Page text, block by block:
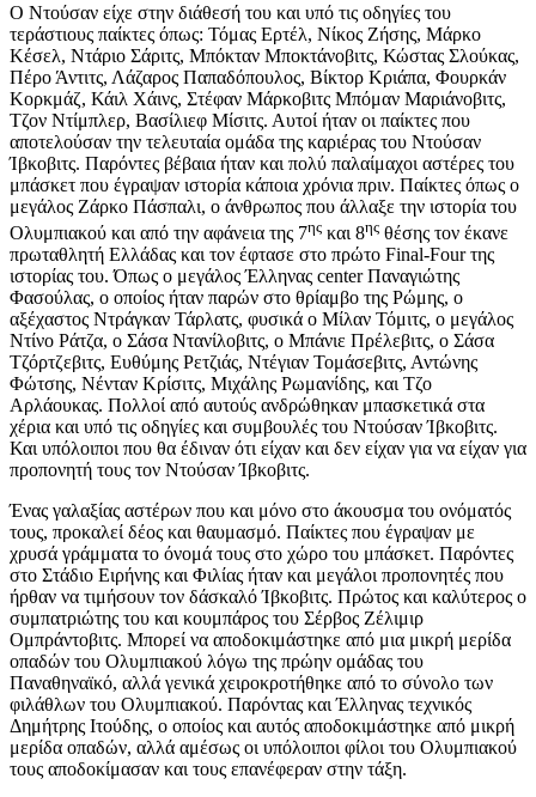
Ο Ντούσαν είχε στην διάθεσή του και υπό τις οδηγίες του
τεράστιους παίκτες όπως: Τόμας Ερτέλ, Νίκος Ζήσης, Μάρκο
Κέσελ, Ντάριο Σάριτς, Μπόκταν Μποκτάνοβιτς, Κώστας Σλούκας,
Πέρο Άντιτς, Λάζαρος Παπαδόπουλος, Βίκτορ Κριάπα, Φουρκάν
Κορκμάζ, Κάιλ Χάινς, Στέφαν Μάρκοβιτς Μπόμαν Μαριάνοβιτς,
Τζον Ντίμπλερ, Βασίλιεφ Μίσιτς. Αυτοί ήταν οι παίκτες που
αποτελούσαν την τελευταία ομάδα της καριέρας του Ντούσαν
Ίβκοβιτς. Παρόντες βέβαια ήταν και πολύ παλαίμαχοι αστέρες του
μπάσκετ που έγραψαν ιστορία κάποια χρόνια πριν. Παίκτες όπως ο
μεγάλος Ζάρκο Πάσπαλι, ο άνθρωπος που άλλαξε την ιστορία του
Ολυμπιακού και από την αφάνεια της 7ης και 8ης θέσης τον έκανε
πρωταθλητή Ελλάδας και τον έφτασε στο πρώτο Final-Four της
ιστορίας του. Όπως ο μεγάλος Έλληνας center Παναγιώτης
Φασούλας, ο οποίος ήταν παρών στο θρίαμβο της Ρώμης, ο
αξέχαστος Ντράγκαν Τάρλατς, φυσικά ο Μίλαν Τόμιτς, ο μεγάλος
Ντίνο Ράτζα, ο Σάσα Ντανίλοβιτς, ο Μπάνιε Πρέλεβιτς, ο Σάσα
Τζόρτζεβιτς, Ευθύμης Ρετζιάς, Ντέγιαν Τομάσεβιτς, Αντώνης
Φώτσης, Νένταν Κρίσιτς, Μιχάλης Ρωμανίδης, και Τζο
Αρλάουκας. Πολλοί από αυτούς ανδρώθηκαν μπασκετικά στα
χέρια και υπό τις οδηγίες και συμβουλές του Ντούσαν Ίβκοβιτς.
Και υπόλοιποι που θα έδιναν ότι είχαν και δεν είχαν για να είχαν για
προπονητή τους τον Ντούσαν Ίβκοβιτς.
Ένας γαλαξίας αστέρων που και μόνο στο άκουσμα του ονόματός
τους, προκαλεί δέος και θαυμασμό. Παίκτες που έγραψαν με
χρυσά γράμματα το όνομά τους στο χώρο του μπάσκετ. Παρόντες
στο Στάδιο Ειρήνης και Φιλίας ήταν και μεγάλοι προπονητές που
ήρθαν να τιμήσουν τον δάσκαλό Ίβκοβιτς. Πρώτος και καλύτερος ο
συμπατριώτης του και κουμπάρος του Σέρβος Ζέλιμιρ
Ομπράντοβιτς. Μπορεί να αποδοκιμάστηκε από μια μικρή μερίδα
οπαδών του Ολυμπιακού λόγω της πρώην ομάδας του
Παναθηναϊκό, αλλά γενικά χειροκροτήθηκε από το σύνολο των
φιλάθλων του Ολυμπιακού. Παρόντας και Έλληνας τεχνικός
Δημήτρης Ιτούδης, ο οποίος και αυτός αποδοκιμάστηκε από μικρή
μερίδα οπαδών, αλλά αμέσως οι υπόλοιποι φίλοι του Ολυμπιακού
τους αποδοκίμασαν και τους επανέφεραν στην τάξη.